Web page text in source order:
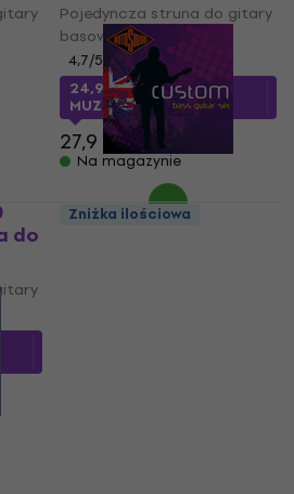
Pojedyncza struna do gitary
basowej
4,7/5
24,9 złz kodem
MUZMUZ-10
27,9 zł
Na magazynie
do
Zniżka ilościowa